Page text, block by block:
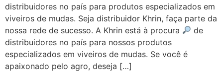
distribuidores no país para produtos especializados em
viveiros de mudas. Seja distribuidor Khrin, faça parte da
nossa rede de sucesso. A Khrin está à procura
de
distribuidores no país para nossos produtos
especializados em viveiros de mudas. Se você é
apaixonado pelo agro, deseja […]